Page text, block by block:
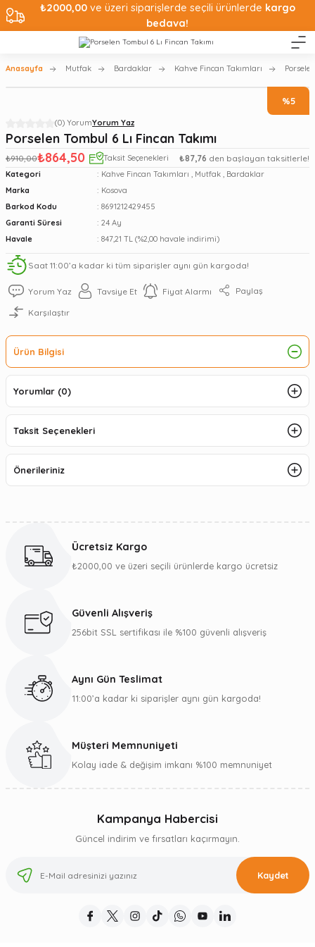
₺2000,00ve üzeri siparişlerde seçili ürünlerde kargo
bedava!
Anasayfa Mutfak Bardaklar Kahve Fincan Takımları
%5
(0) YorumYorum Yaz
Porselen Tombul 6 Lı Fincan Takımı
₺910,00₺864,50 Taksit Seçenekleri ₺87,76 den başlayan taksitlerle!
Kategori Kahve Fincan Takımları , Mutfak , Bardaklar
Marka
Kosova
Barkod Kodu
8691212429455
Garanti Süresi
24 Ay
Havale
847,21 TL (%2,00 havale indirimi)
Saat 11:00’a kadar ki tüm siparişler aynı gün kargoda!
Yorum Yaz Tavsiye Et Fiyat Alarmı Paylaş
Karşılaştır
Ürün Bilgisi
Yorumlar (0)
Taksit Seçenekleri
Önerileriniz
Ücretsiz Kargo
₺2000,00 ve üzeri seçili ürünlerde kargo ücretsiz
Güvenli Alışveriş
256bit SSL sertifikası ile %100 güvenli alışveriş
Aynı Gün Teslimat
11:00’a kadar ki siparişler aynı gün kargoda!
Müşteri Memnuniyeti
Kolay iade & değişim imkanı %100 memnuniyet
Kampanya Habercisi
Güncel indirim ve fırsatları kaçırmayın.
Kaydet